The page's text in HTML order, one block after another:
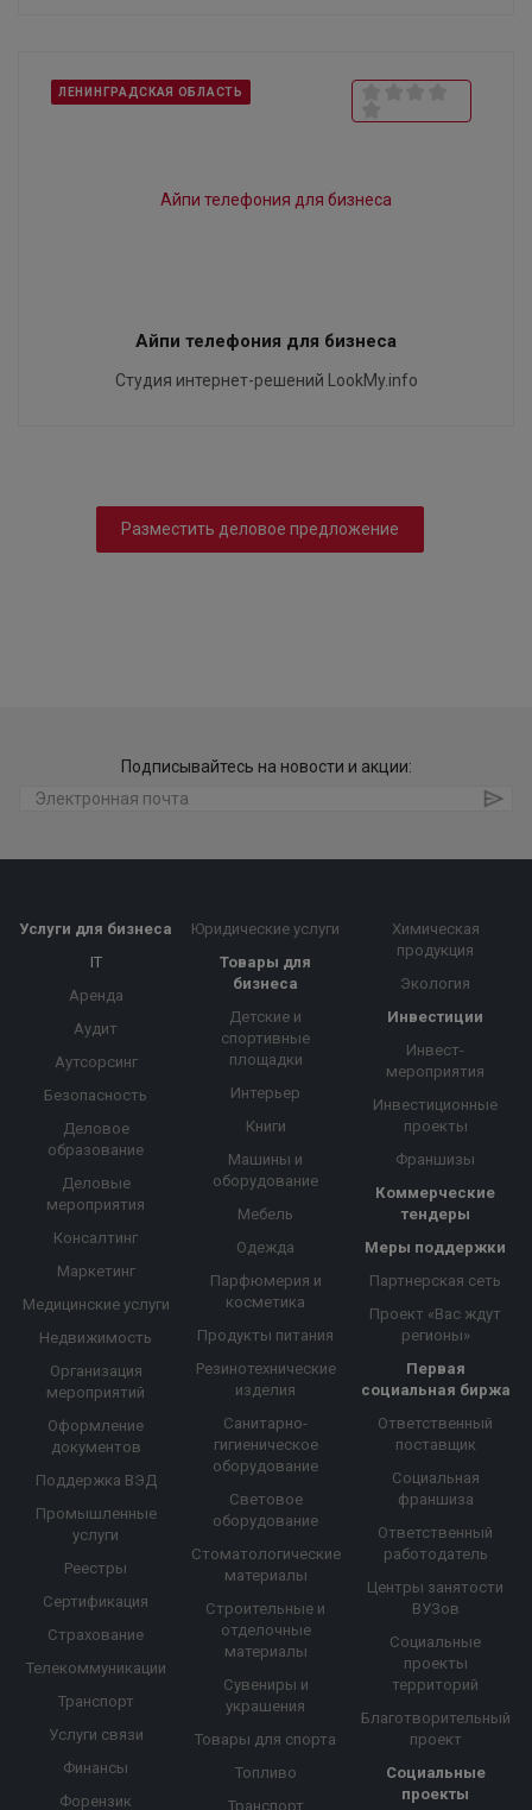
ЛЕНИНГРАДСКАЯ ОБЛАСТЬ
Айпи телефония для бизнеса
Студия интернет-решений LookMy.info
Разместить деловое предложение
Подписывайтесь на новости и акции:
Услуги для бизнеса
IT
Аренда
Аудит
Аутсорсинг
Безопасность
Деловое
образование
Деловые
мероприятия
Консалтинг
Маркетинг
Медицинские услуги
Недвижимость
Организация
мероприятий
Оформление
документов
Поддержка ВЭД
Промышленные
услуги
Реестры
Сертификация
Страхование
Телекоммуникации
Транспорт
Услуги связи
Финансы
Форензик
Юридические услуги
Товары для
бизнеса
Детские и
спортивные
площадки
Интерьер
Книги
Машины и
оборудование
Мебель
Одежда
Парфюмерия и
косметика
Продукты питания
Резинотехнические
изделия
Санитарно-
гигиеническое
оборудование
Световое
оборудование
Стоматологические
материалы
Строительные и
отделочные
материалы
Сувениры и
украшения
Товары для спорта
Топливо
Транспорт
Химическая
продукция
Экология
Инвестиции
Инвест-
мероприятия
Инвестиционные
проекты
Франшизы
Коммерческие
тендеры
Меры поддержки
Партнерская сеть
Проект «Вас ждут
регионы»
Первая
социальная биржа
Ответственный
поставщик
Социальная
франшиза
Ответственный
работодатель
Центры занятости
ВУЗов
Социальные
проекты
территорий
Благотворительный
проект
Социальные
проекты